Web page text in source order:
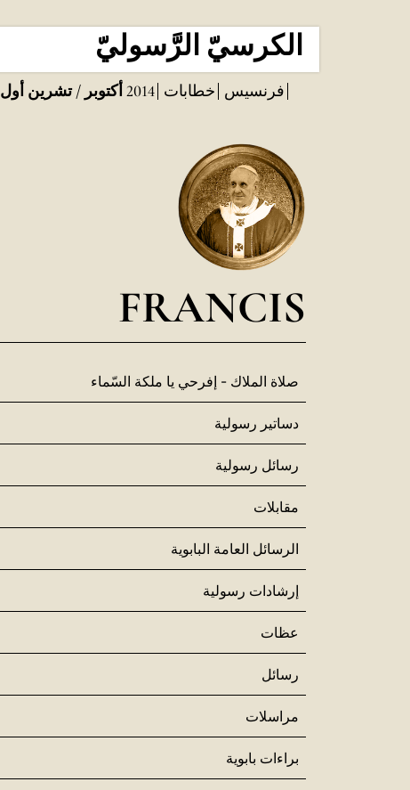
الكرسيّ الرَّسوليّ
فرنسيس خطابات 2014 أكتوبر / تشرين أول
FRANCIS
صلاة الملاك - إفرحي يا ملكة السّماء
دساتير رسولية
رسائل رسولية
مقابلات
الرسائل العامة البابوية
إرشادات رسولية
عظات
رسائل
مراسلات
براءات بابوية